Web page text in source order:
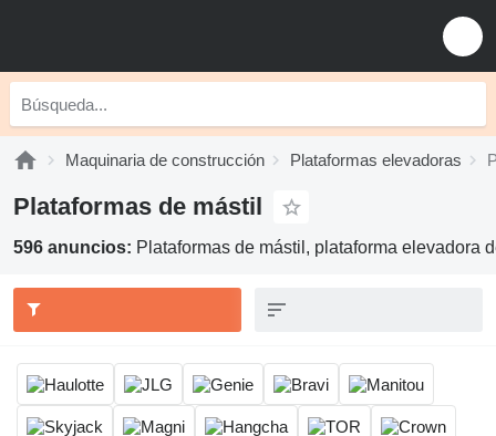
Maquinaria de construcción Plataformas elevadoras
Plataformas de mástil
596 anuncios: Plataformas de mástil, plataforma elevadora